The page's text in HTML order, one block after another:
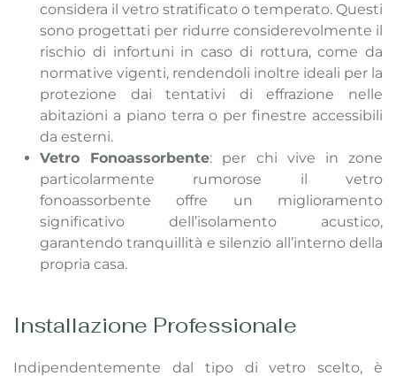
considera il vetro stratificato o temperato. Questi
sono progettati per ridurre considerevolmente il
rischio di infortuni in caso di rottura, come da
normative vigenti, rendendoli inoltre ideali per la
protezione dai tentativi di effrazione nelle
abitazioni a piano terra o per finestre accessibili
da esterni.
Vetro Fonoassorbente: per chi vive in zone
particolarmente rumorose il vetro
fonoassorbente offre un miglioramento
significativo dell’isolamento acustico,
garantendo tranquillità e silenzio all’interno della
propria casa.
Installazione Professionale
Indipendentemente dal tipo di vetro scelto, è